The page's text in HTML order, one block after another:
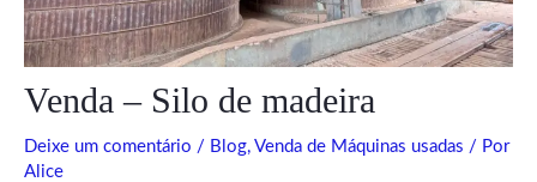
Venda – Silo de madeira
Deixe um comentário / Blog, Venda de Máquinas usadas / Por
Alice